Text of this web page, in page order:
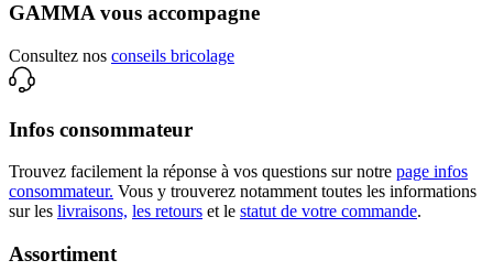
GAMMA vous accompagne
Consultez nos conseils bricolage
Infos consommateur
Trouvez facilement la réponse à vos questions sur notre page infos
consommateur. Vous y trouverez notamment toutes les informations
sur les livraisons, les retours et le statut de votre commande.
Assortiment